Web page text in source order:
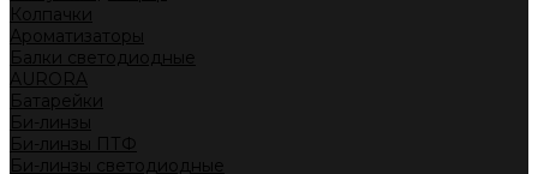
Колпачки
Ароматизаторы
Балки светодиодные
AURORA
Батарейки
Би-линзы
Би-линзы ПТФ
Би-линзы светодиодные